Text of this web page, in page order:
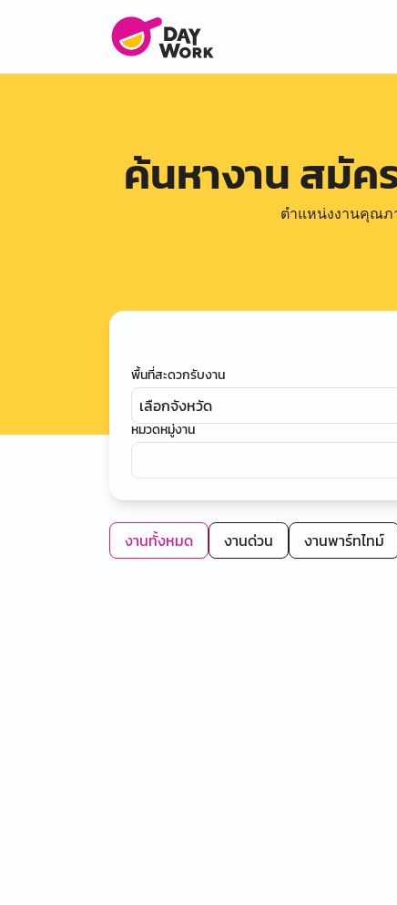
ค้นหางาน สมัค
ตำแหน่งงานคุณภ
พื้นที่สะดวกรับงาน
เลือกจังหวัด
หมวดหมู่งาน
งานทั้งหมด งานด่วน งานพาร์ทไทม์